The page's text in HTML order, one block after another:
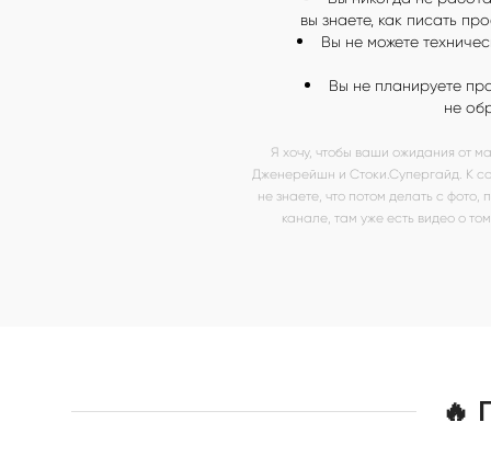
вы знаете, как писать
Вы не можете
Вы не планируете
не
Я хочу, чтобы ваши ожидания от
Дженерейшн и Стоки.Супергайд. К
не знаете, что потом делать с
канале, там уже есть видео о
🔥